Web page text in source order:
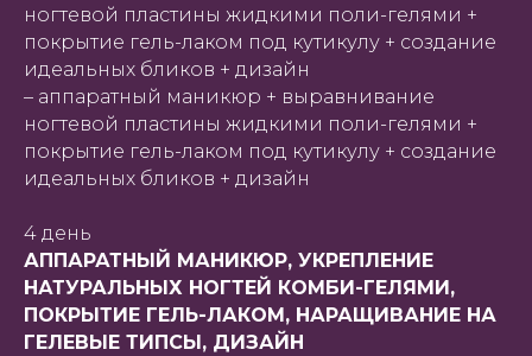
ногтевой пластины жидкими поли-гелями +
покрытие гель-лаком под кутикулу + создание
идеальных бликов + дизайн
– аппаратный маникюр + выравнивание
ногтевой пластины жидкими поли-гелями +
покрытие гель-лаком под кутикулу + создание
идеальных бликов + дизайн
4 день
АППАРАТНЫЙ МАНИКЮР, УКРЕПЛЕНИЕ
НАТУРАЛЬНЫХ НОГТЕЙ КОМБИ-ГЕЛЯМИ,
ПОКРЫТИЕ ГЕЛЬ-ЛАКОМ, НАРАЩИВАНИЕ НА
ГЕЛЕВЫЕ ТИПСЫ, ДИЗАЙН